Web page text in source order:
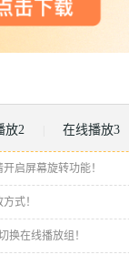
放2 在线播放3
启屏幕旋转功能！
式！
换在线播放组！